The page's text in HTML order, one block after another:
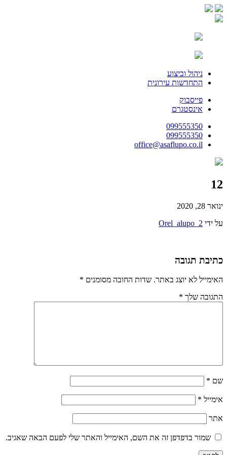
ניהול וביצוע
התחדשות עירונית
פייסבוק
אינסטגרם
099555350
099555350
office@asaflupo.co.il
12
ינואר 28, 2020
על ידי Orel_alupo_2
כתיבת תגובה
האימייל לא יוצג באתר. שדות החובה מסומנים *
התגובה שלך *
שם *
אימייל *
אתר
שמור בדפדפן זה את השם, האימייל והאתר שלי לפעם הבאה שאגיב.